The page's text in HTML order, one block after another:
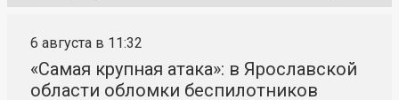
6 августа в 11:32
«Самая крупная атака»: в Ярославской
области обломки беспилотников